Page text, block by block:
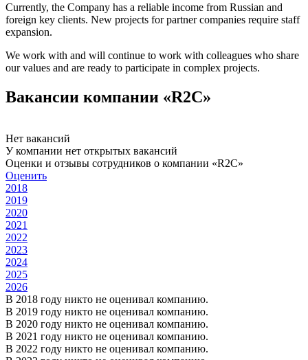
Currently, the Company has a reliable income from Russian and
foreign key clients. New projects for partner companies require staff
expansion.
We work with and will continue to work with colleagues who share
our values ​​and are ready to participate in complex projects.
Вакансии компании «R2C»
Нет вакансий
У компании нет открытых вакансий
Оценки и отзывы сотрудников о компании «R2C»
Оценить
2018
2019
2020
2021
2022
2023
2024
2025
2026
В 2018 году никто не оценивал компанию.
В 2019 году никто не оценивал компанию.
В 2020 году никто не оценивал компанию.
В 2021 году никто не оценивал компанию.
В 2022 году никто не оценивал компанию.